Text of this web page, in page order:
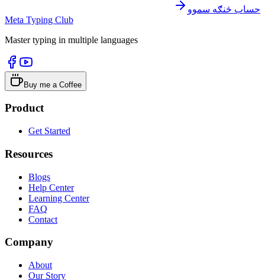
حساب څنګه سموو
Meta Typing Club
Master typing in multiple languages
Buy me a Coffee
Product
Get Started
Resources
Blogs
Help Center
Learning Center
FAQ
Contact
Company
About
Our Story